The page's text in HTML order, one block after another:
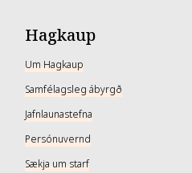
Hagkaup
Um Hagkaup
Samfélagsleg ábyrgð
Jafnlaunastefna
Persónuvernd
Sækja um starf